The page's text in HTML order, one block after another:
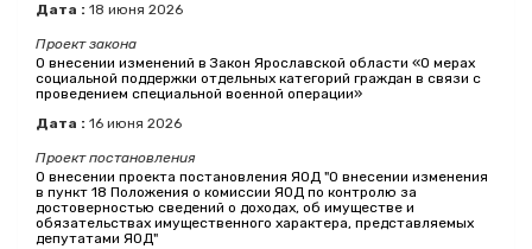
Дата : 18 июня 2026
Проект закона
О внесении изменений в Закон Ярославской области «О мерах
социальной поддержки отдельных категорий граждан в связи с
проведением специальной военной операции»
Дата : 16 июня 2026
Проект постановления
О внесении проекта постановления ЯОД "О внесении изменения
в пункт 18 Положения о комиссии ЯОД по контролю за
достоверностью сведений о доходах, об имуществе и
обязательствах имущественного характера, представляемых
депутатами ЯОД"